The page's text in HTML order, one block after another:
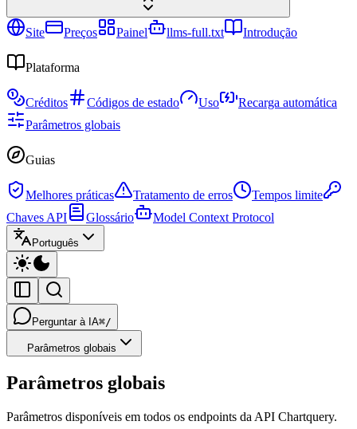
Site Preços Painel llms-full.txt Introdução
Plataforma
Créditos Códigos de estado Uso
Recarga automática
Parâmetros globais
Guias
Melhores práticas Tratamento de erros
Tempos limite
Chaves API
Glossário Model Context Protocol
Português
Perguntar à IA⌘/
Parâmetros globais
Parâmetros globais
Parâmetros disponíveis em todos os endpoints da API Chartquery.